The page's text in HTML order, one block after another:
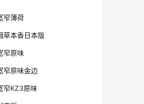
窄薄荷
草本香日本版
窄原味
窄原味金边
窄KZ3原味